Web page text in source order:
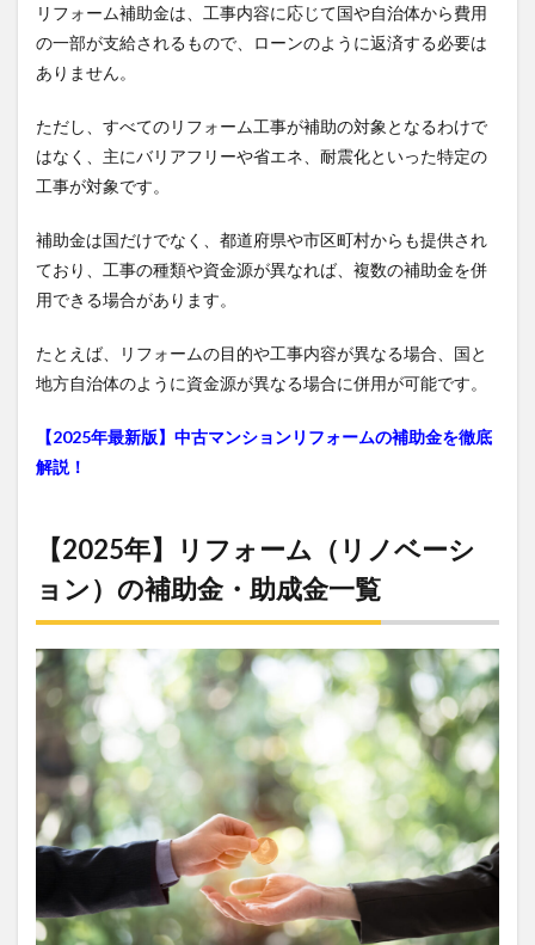
リフォーム補助金は、工事内容に応じて国や自治体から費用
の一部が支給されるもので、ローンのように返済する必要は
ありません。
ただし、すべてのリフォーム工事が補助の対象となるわけで
はなく、主にバリアフリーや省エネ、耐震化といった特定の
工事が対象です。
補助金は国だけでなく、都道府県や市区町村からも提供され
ており、工事の種類や資金源が異なれば、複数の補助金を併
用できる場合があります。
たとえば、リフォームの目的や工事内容が異なる場合、国と
地方自治体のように資金源が異なる場合に併用が可能です。
【2025年最新版】中古マンションリフォームの補助金を徹底
解説！
【2025年】リフォーム（リノベーシ
ョン）の補助金・助成金一覧